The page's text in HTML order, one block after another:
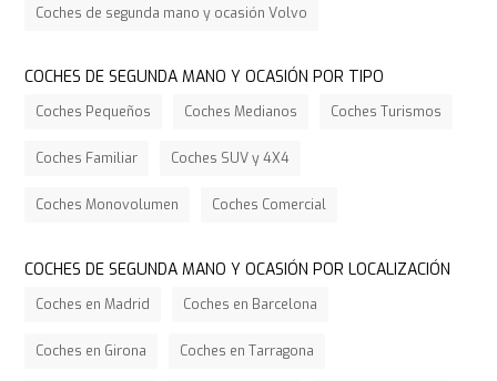
Coches de segunda mano y ocasión Volvo
COCHES DE SEGUNDA MANO Y OCASIÓN POR TIPO
Coches Pequeños Coches Medianos Coches Turismos
Coches Familiar Coches SUV y 4X4
Coches Monovolumen Coches Comercial
COCHES DE SEGUNDA MANO Y OCASIÓN POR LOCALIZACIÓN
Coches en Madrid Coches en Barcelona
Coches en Girona Coches en Tarragona